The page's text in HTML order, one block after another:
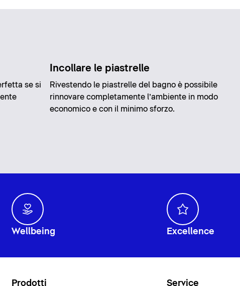
se si
Incollare le piastrelle
Rivestendo le piastrelle del bagno è possibile
rinnovare completamente l’ambiente in modo
economico e con il minimo sforzo.
Wellbeing Excellence
Prodotti Service